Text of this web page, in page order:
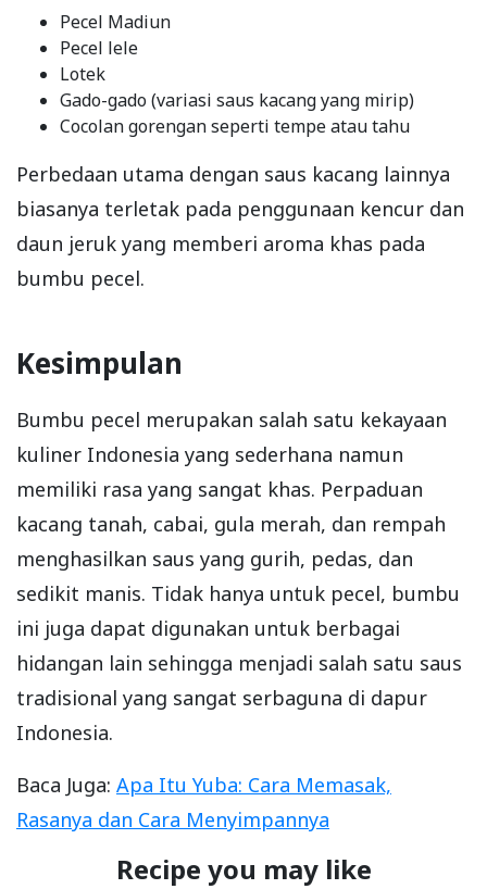
Pecel Madiun
Pecel lele
Lotek
Gado-gado (variasi saus kacang yang mirip)
Cocolan gorengan seperti tempe atau tahu
Perbedaan utama dengan saus kacang lainnya
biasanya terletak pada penggunaan kencur dan
daun jeruk yang memberi aroma khas pada
bumbu pecel.
Kesimpulan
Bumbu pecel merupakan salah satu kekayaan
kuliner Indonesia yang sederhana namun
memiliki rasa yang sangat khas. Perpaduan
kacang tanah, cabai, gula merah, dan rempah
menghasilkan saus yang gurih, pedas, dan
sedikit manis. Tidak hanya untuk pecel, bumbu
ini juga dapat digunakan untuk berbagai
hidangan lain sehingga menjadi salah satu saus
tradisional yang sangat serbaguna di dapur
Indonesia.
Baca Juga: Apa Itu Yuba: Cara Memasak,
Rasanya dan Cara Menyimpannya
Recipe you may like